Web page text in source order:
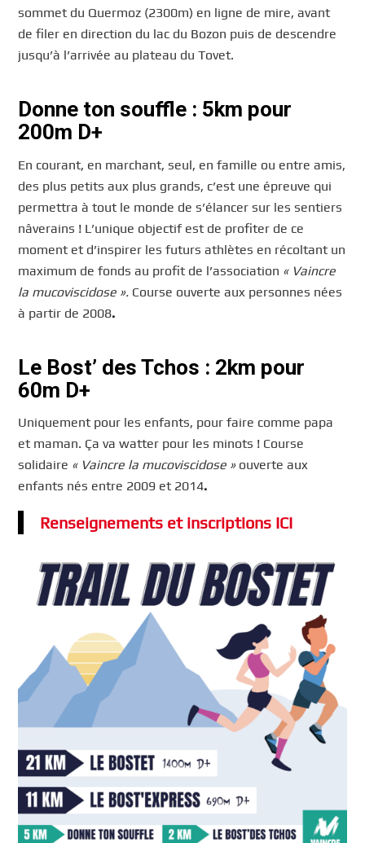
sommet du Quermoz (2300m) en ligne de mire, avant
de filer en direction du lac du Bozon puis de descendre
jusqu’à l’arrivée au plateau du Tovet.
Donne ton souffle : 5km pour
200m D+
En courant, en marchant, seul, en famille ou entre amis,
des plus petits aux plus grands, c’est une épreuve qui
permettra à tout le monde de s’élancer sur les sentiers
nâverains ! L’unique objectif est de profiter de ce
moment et d’inspirer les futurs athlètes en récoltant un
maximum de fonds au profit de l’association « Vaincre
la mucoviscidose ». Course ouverte aux personnes nées
à partir de 2008.
Le Bost’ des Tchos : 2km pour
60m D+
Uniquement pour les enfants, pour faire comme papa
et maman. Ça va watter pour les minots ! Course
solidaire « Vaincre la mucoviscidose » ouverte aux
enfants nés entre 2009 et 2014.
Renseignements et inscriptions ICI